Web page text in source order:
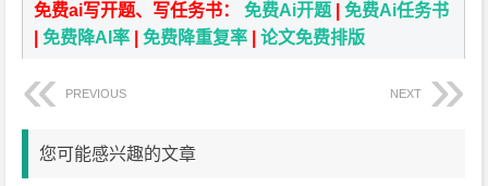
免费ai写开题、写任务书：免费Ai开题 |免费Ai任务书
|免费降AI率 |免费降重复率 |论文免费排版
PREVIOUS NEXT
您可能感兴趣的文章